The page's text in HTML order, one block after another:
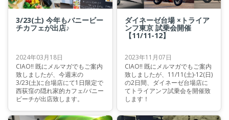
3/23(土) 今年もバニービー
チカフェが出店♪
2024年03月18日
CIAO!! 既にメルマガでもご案内
致しましたが、今週末の
3/23(土)に台場店にて1日限定で
西荻窪の隠れ家的カフェ/バニー
ビーチが出店致します。
ダイネーゼ台場 ×トライア
ンフ東京 試乗会開催
【11/11-12】
2023年11月07日
CIAO!! 既にメルマガでもご案内
致しましたが、11/11(土)-12(日)
の2日間、ダイネーゼ台場店に
てトライアンフ試乗会を開催致
します！